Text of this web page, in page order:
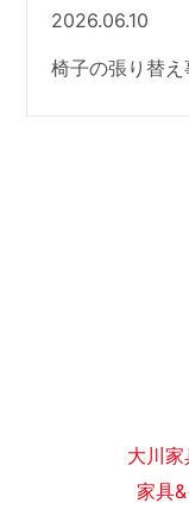
2026.06.10
椅子の張り替
大川
家具